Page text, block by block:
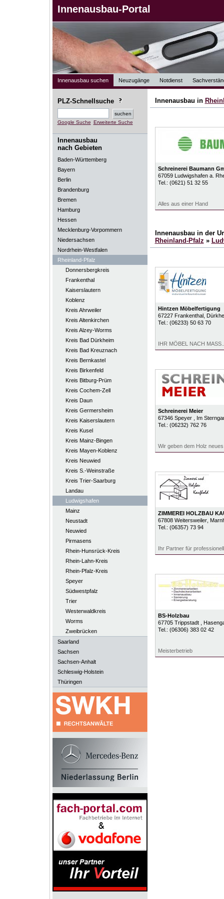
Innenausbau-Portal
Innenausbau suchen Neuzugänge Notdienst
PLZ-Schnellsuche
Google Suche Erweiterte Suche
Innenausbau
nach Gebieten
Baden-Württemberg
Bayern
Berlin
Brandenburg
Bremen
Hamburg
Hessen
Mecklenburg-Vorpommern
Niedersachsen
Nordrhein-Westfalen
Rheinland-Pfalz
Donnersbergkreis
Frankenthal
Kaiserslautern
Koblenz
Kreis Ahrweiler
Kreis Altenkirchen
Kreis Alzey-Worms
Kreis Bad Dürkheim
Kreis Bad Kreuznach
Kreis Bernkastel
Kreis Birkenfeld
Kreis Bitburg-Prüm
Kreis Cochem-Zell
Kreis Daun
Kreis Germersheim
Kreis Kaiserslautern
Kreis Kusel
Kreis Mainz-Bingen
Kreis Mayen-Koblenz
Kreis Neuwied
Kreis S.-Weinstraße
Kreis Trier-Saarburg
Landau
Ludwigshafen
Mainz
Neustadt
Neuwied
Pirmasens
Rhein-Hunsrück-Kreis
Rhein-Lahn-Kreis
Rhein-Pfalz-Kreis
Speyer
Südwestpfalz
Trier
Westerwaldkreis
Worms
Zweibrücken
Saarland
Sachsen
Sachsen-Anhalt
Schleswig-Holstein
Thüringen
Innenausbau in
Schreinerei Baumann
67059 Ludwigshafen a.
Tel.: (0621) 51 32 55
Alles aus einer Hand
Innenausbau in der
Rheinland-Pfalz »
Hintzen Möbelfertigung
67227 Frankenthal,
Tel.: (06233) 50 63 70
IHR MÖBEL NACH
Schreinerei Meier
67346 Speyer
, Im
Tel.: (06232) 762 76
Wir geben dem Holz
ZIMMEREI HOLZBAU
67808 Weitersweiler,
Tel.: (06357) 73 94
Ihr Partner für
BS-Holzbau
67705 Trippstadt
,
Tel.: (06306) 383 02 42
Meisterbetrieb